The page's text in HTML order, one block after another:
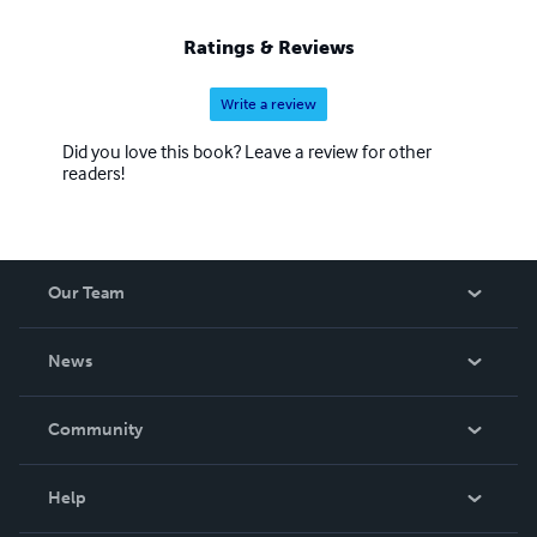
Ratings & Reviews
Write a review
Did you love this book? Leave a review for other
readers!
Our Team
News
In The News
Community
Help